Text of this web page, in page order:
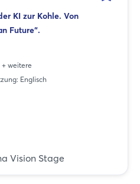
KI zur Kohle. Von
Future“.
weitere
Englisch
Vision Stage